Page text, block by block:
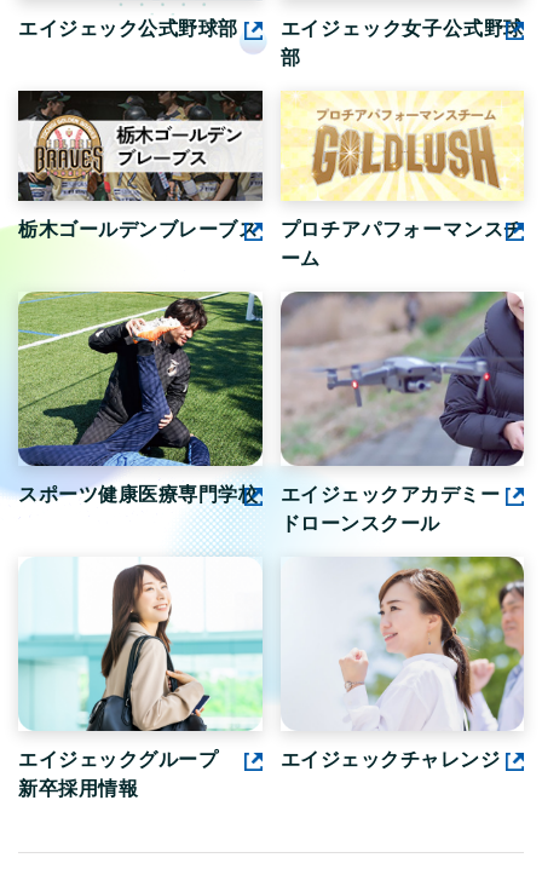
エイジェック公式野球部
エイジェック女子公式野球
部
栃木ゴールデンブレーブス
プロチアパフォーマンスチ
ーム
スポーツ健康医療専門学校
エイジェックアカデミー
ドローンスクール
エイジェックグループ
新卒採用情報
エイジェックチャレンジ